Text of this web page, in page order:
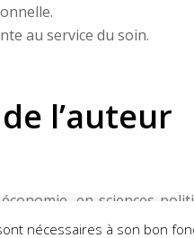
au service du soin.
l’auteur
en sciences
différents postes de
nécessaires à son bon